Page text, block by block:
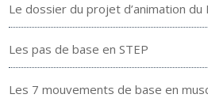
Le dossier du projet d’animation du
Les pas de base en STEP
Les 7 mouvements de base en